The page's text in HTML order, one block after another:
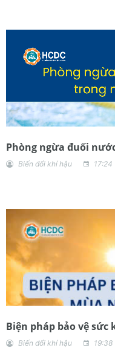
Phòng ngừa đuối
Biến đổi khí hậu
Biện pháp bảo vệ sức
Biến đổi khí hậu